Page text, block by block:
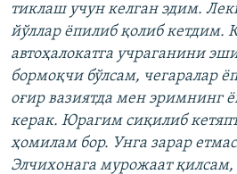
тиклаш учун келган эдим.
йўллар ёпилиб қолиб кетдим.
автоҳалокатга учраганини
бормоқчи бўлсам, чегаралар
оғир вазиятда мен эримнинг
керак. Юрагим сиқилиб
ҳомилам бор. Унга зарар
Элчихонага мурожаат қилсам,